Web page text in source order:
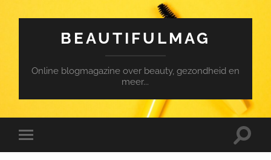
BEAUTIFULMAG
Online blogmagazine over beauty, gezondheid en
meer...
Toggle
mobile
Toggle